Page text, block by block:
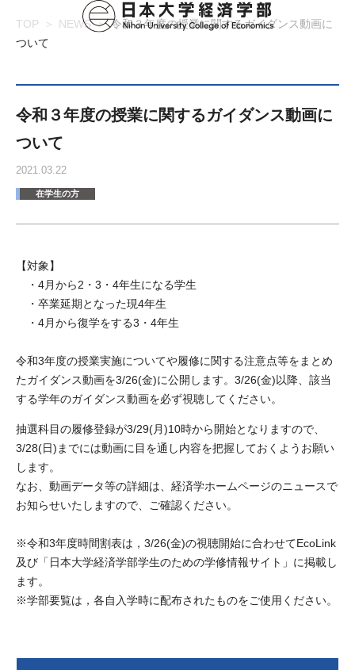
TOP NEWS
令和３年度の授業に関するガイダンス動画に
ついて
令和３年度の授業に関するガイダンス動画に
ついて
2021.03.22
在学生の方
【対象】
・4月から2・3・4年生になる学生
・卒業延期となった現4年生
・4月から復学をする3・4年生
令和3年度の授業実施についてや履修に関する注意点等をまとめ
たガイダンス動画を3/26(金)に公開します。3/26(金)以降、該当
する学年のガイダンス動画を必ず視聴してください。
抽選科目の履修登録が3/29(月)10時から開始となりますので、
3/28(日)までには動画に目を通し内容を把握しておくようお願い
します。
なお、動画データ等の詳細は、経済学ホームページのニュースで
お知らせいたしますので、ご確認ください。
※令和3年度時間割表は，3/26(金)の視聴開始に合わせてEcoLink
及び「日本大学経済学部学生のための学修情報サイト」に掲載し
ます。
※学部要覧は，各自入学時に配布されたものをご使用ください。